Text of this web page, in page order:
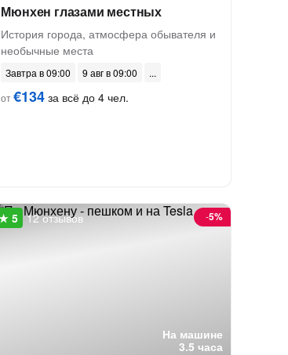
Мюнхен глазами местных
История города, атмосфера обывателя и
необычные места
Завтра в 09:00
9 авг в 09:00
от€134 за всё до 4 чел.
На машине
3.5 часа
-5%
12 отзывов